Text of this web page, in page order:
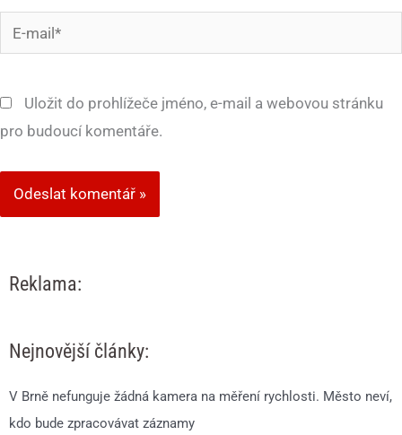
mail*
Uložit do prohlížeče jméno, e-mail a webovou stránku
pro budoucí komentáře.
Reklama:
Nejnovější články:
V Brně nefunguje žádná kamera na měření rychlosti. Město neví,
kdo bude zpracovávat záznamy